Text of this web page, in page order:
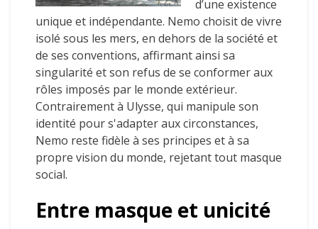
d’une existence
unique et indépendante. Nemo choisit de vivre
isolé sous les mers, en dehors de la société et
de ses conventions, affirmant ainsi sa
singularité et son refus de se conformer aux
rôles imposés par le monde extérieur.
Contrairement à Ulysse, qui manipule son
identité pour s'adapter aux circonstances,
Nemo reste fidèle à ses principes et à sa
propre vision du monde, rejetant tout masque
social.
Entre masque et unicité